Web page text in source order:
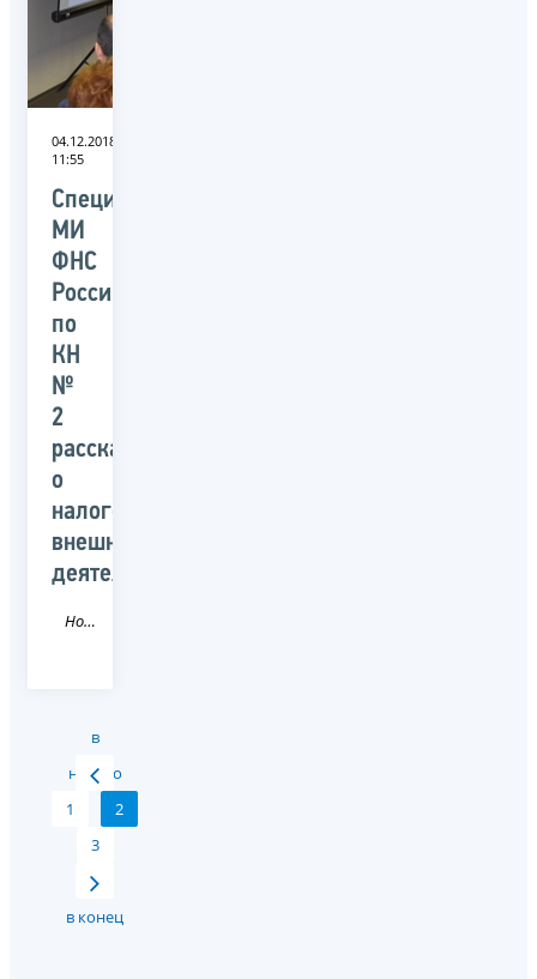
04.12.2018
11:55
Специалисты
МИ
ФНС
России
по
КН
№
2
рассказали
о
налогообложении
внешнеэкономической
деятельности
Новость
в
начало
1
2
3
в конец